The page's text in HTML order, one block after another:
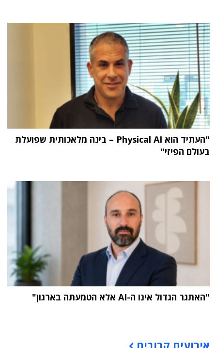
"העתיד הוא Physical AI – בינה מלאכותית שפועלת
בעולם הפיזי"
"האתגר הגדול אינו ה-AI אלא הטמעתה בארגון"
אירועים קרובים